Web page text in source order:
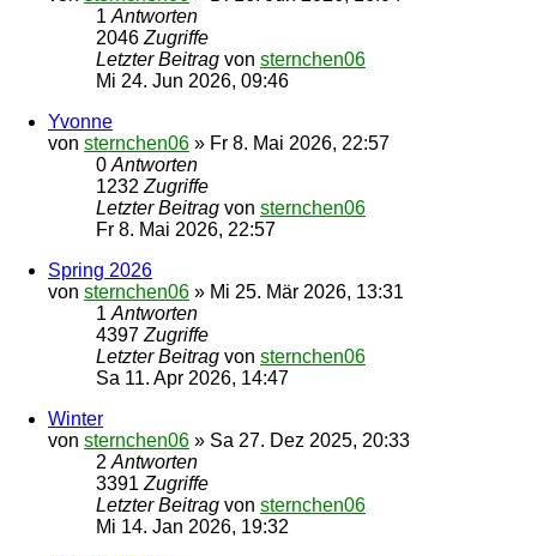
1 Antworten
2046 Zugriffe
Letzter Beitrag von sternchen06
Mi 24. Jun 2026, 09:46
Yvonne
von sternchen06 » Fr 8. Mai 2026, 22:57
0 Antworten
1232 Zugriffe
Letzter Beitrag von sternchen06
Fr 8. Mai 2026, 22:57
Spring 2026
von sternchen06 » Mi 25. Mär 2026, 13:31
1 Antworten
4397 Zugriffe
Letzter Beitrag von sternchen06
Sa 11. Apr 2026, 14:47
Winter
von sternchen06 » Sa 27. Dez 2025, 20:33
2 Antworten
3391 Zugriffe
Letzter Beitrag von sternchen06
Mi 14. Jan 2026, 19:32